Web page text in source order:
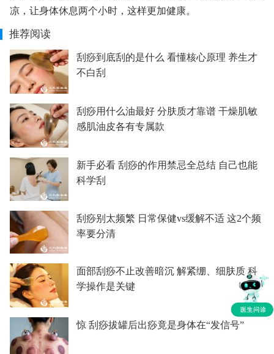
凉，让身体休息两个小时，这样更加健康。
推荐阅读
刮痧到底刮的是什么 看懂核心原理 养生才
不白刮
刮痧用什么油最好 分肤质才靠谱 干燥肌敏
感肌油皮各有专属款
新手必看 刮痧的作用禁忌全总结 自己也能
科学刮
刮痧别太频繁 日常保健vs缓解不适 这2个频
率要分清
面部刮痧不止改善暗沉 解紧绷、细肤质 科
学操作是关键
惊 刮痧拔罐后出痧竟是身体在“发信号”